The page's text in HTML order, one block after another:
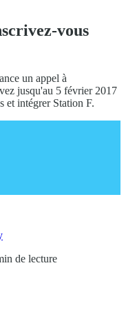
vous
un appel à
jusqu'au 5 février 2017
et intégrer Station F.
de lecture